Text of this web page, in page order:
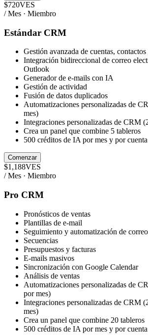
$720VES
/ Mes · Miembro
Estándar CRM
Gestión avanzada de cuentas,
Integración bidireccional de correo
Outlook
Generador de e-mails con IA
Gestión de actividad
Fusión de datos duplicados
Automatizaciones personalizadas de
mes)
Integraciones personalizadas de CRM
Crea un panel que combine 5 tableros
500 créditos de IA por mes y por cuenta
Comenzar
$1,188VES
/ Mes · Miembro
Pro CRM
Pronósticos de ventas
Plantillas de e-mail
Seguimiento y automatización de
Secuencias
Presupuestos y facturas
E-mails masivos
Sincronización con Google Calendar
Análisis de ventas
Automatizaciones personalizadas de
por mes)
Integraciones personalizadas de CRM
mes)
Crea un panel que combine 20 tableros
500 créditos de IA por mes y por cuenta